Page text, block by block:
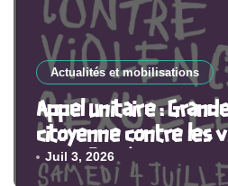
Actualités et mobilisations
Appel unitaire :
citoyenne contre les
sexuelles, à Paris et
Juil 3, 2026